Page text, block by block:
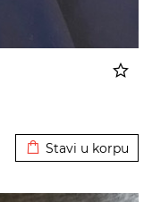
Stavi u korpu